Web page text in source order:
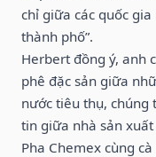
chỉ giữa các quốc
thành phố”.
Herbert đồng ý, anh
phê đặc sản giữa
nước tiêu thụ,
tin giữa nhà sản
Pha Chemex cùng